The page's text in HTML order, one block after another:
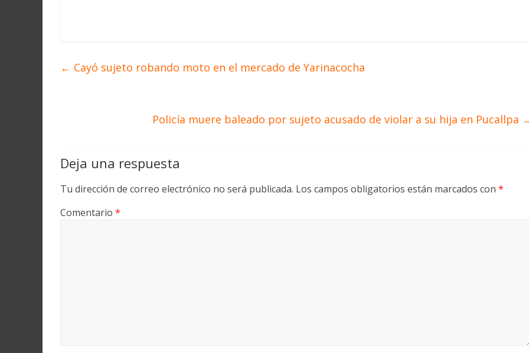
← Cayó sujeto robando moto en el mercado de Yarinacocha
Policía muere baleado por sujeto acusado de violar a su hija en Pucallpa
Deja una respuesta
Tu dirección de correo electrónico no será publicada. Los campos obligatorios están marcados con *
Comentario *